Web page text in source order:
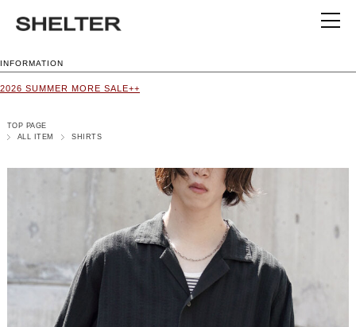
INFORMATION
2026 SUMMER MORE SALE++
TOP PAGE
ALL ITEM
SHIRTS